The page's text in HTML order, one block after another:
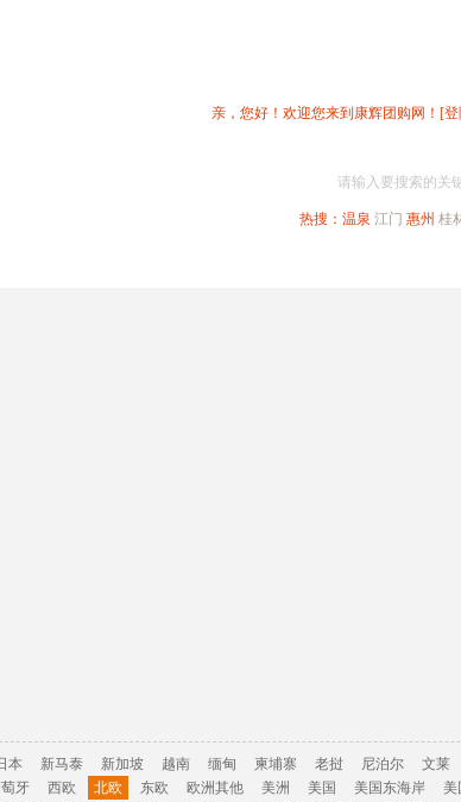
亲，您好！欢迎您来到康辉团购网！ [
请输入要搜索的关
热搜： 温泉 江门 惠州 桂
本 新马泰 新加坡 越南 缅甸 柬埔寨 老挝 尼泊尔 文莱
牙 西欧 北欧 东欧 欧洲其他 美洲 美国 美国东海岸 美